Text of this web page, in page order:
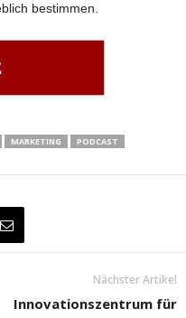
bestimmen.
MARKETING
PODCAST
Nächster Artikel
Innovationszentrum für